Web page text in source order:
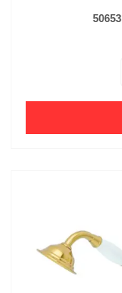
50653